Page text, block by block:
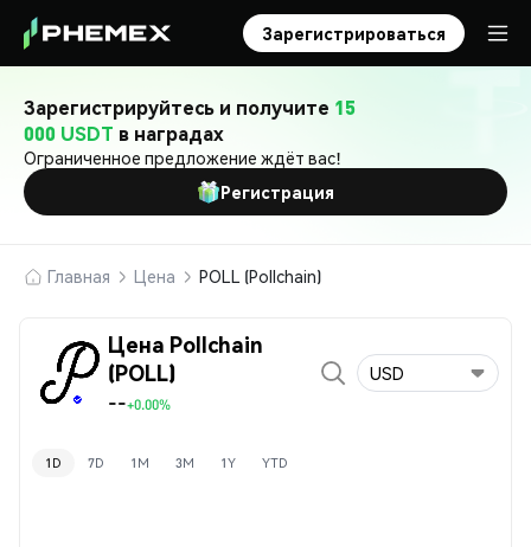
Зарегистрироваться
Зарегистрируйтесь и получите 15
000 USDT в наградах
Ограниченное предложение ждёт вас!
Регистрация
Главная Цена POLL (Pollchain)
Цена Pollchain
(POLL)
--+0.00%
USD
1D 7D 1M 3M 1Y YTD